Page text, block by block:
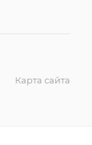
Карта сайта